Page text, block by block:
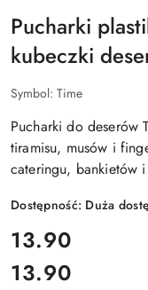
Pucharki
kubeczki
Symbol: Time
Pucharki do deserów
tiramisu, musów i
cateringu, bankietów
Dostępność: Duża
cena:
13.90
Cena:
13.90